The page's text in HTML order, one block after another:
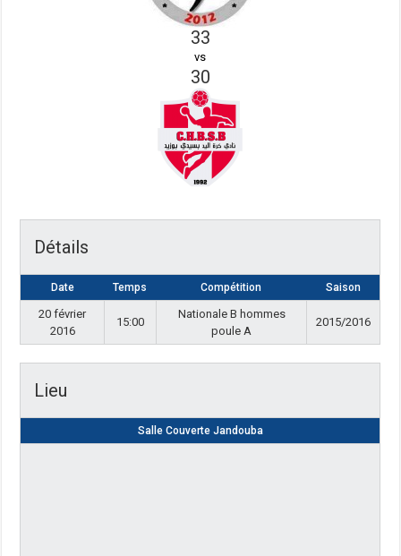
33
vs
30
Détails
Date Temps Compétition Saison
20 février
2016
15:00
Nationale B hommes
poule A
2015/2016
Lieu
Salle Couverte Jandouba